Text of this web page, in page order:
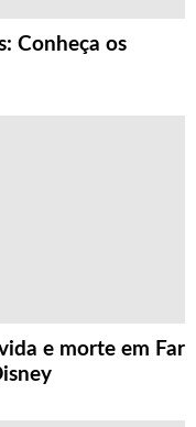
Conheça os
e morte em Far